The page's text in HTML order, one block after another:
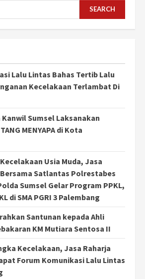
SEARCH
Lalu Lintas Bahas Tertib Lalu
Kecelakaan Terlambat Di
Kanwil Sumsel Laksanakan
MENYAPA di Kota
Usia Muda, Jasa
Satlantas Polrestabes
Sumsel Gelar Program PPKL,
di SMA PGRI 3 Palembang
Santunan kepada Ahli
KM Mutiara Sentosa II
Kecelakaan, Jasa Raharja
Forum Komunikasi Lalu Lintas